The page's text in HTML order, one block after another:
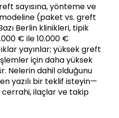
sayısına, yönteme ve
(paket vs. greft
Berlin klinikleri, tipik
€ ile 10.000 €
yayınlar; yüksek greft
için daha yüksek
Nelerin dahil olduğunu
yazılı bir teklif isteyin—
cerrahi, ilaçlar ve takip